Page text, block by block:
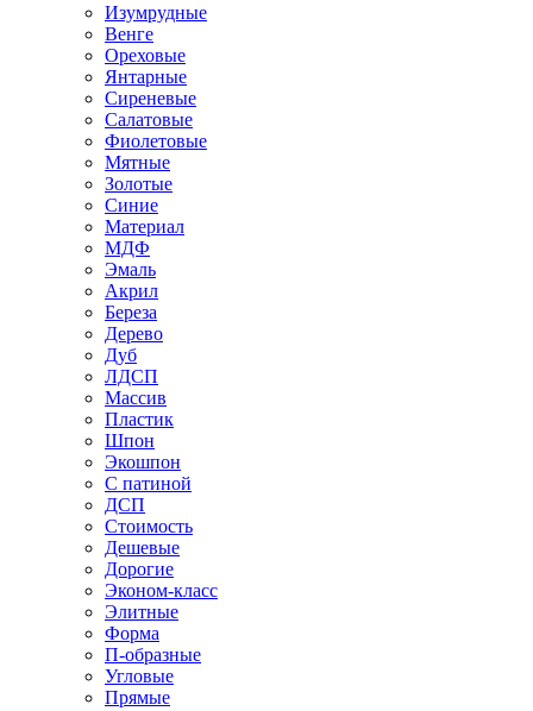
Изумрудные
Венге
Ореховые
Янтарные
Сиреневые
Салатовые
Фиолетовые
Мятные
Золотые
Синие
Материал
МДФ
Эмаль
Акрил
Береза
Дерево
Дуб
ЛДСП
Массив
Пластик
Шпон
Экошпон
С патиной
ДСП
Стоимость
Дешевые
Дорогие
Эконом-класс
Элитные
Форма
П-образные
Угловые
Прямые